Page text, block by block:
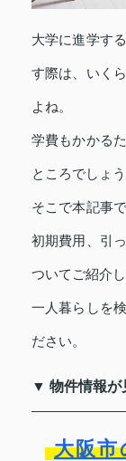
大学に進学す
す際は、いく
よね。
学費もかかる
ところでしょう
そこで本記事
初期費用、引
ついてご紹介し
一人暮らしを
ださい。
▼ 物件情報が
大阪市